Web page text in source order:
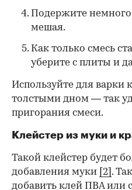
Подержите немного
мешая.
Как только смесь
уберите с плиты и
Используйте для варки
толстыми дном — так
пригорания смеси.
Клейстер из муки и
Такой клейстер будет
добавления муки [2] .
добавить клей ПВА или